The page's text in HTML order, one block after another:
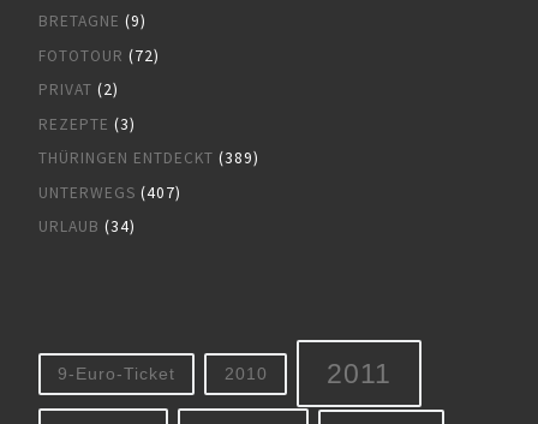
BRETAGNE (9)
FOTOTOUR (72)
PRIVAT (2)
REZEPTE (3)
THÜRINGEN ENTDECKT (389)
UNTERWEGS (407)
URLAUB (34)
9-Euro-Ticket 2010 2011